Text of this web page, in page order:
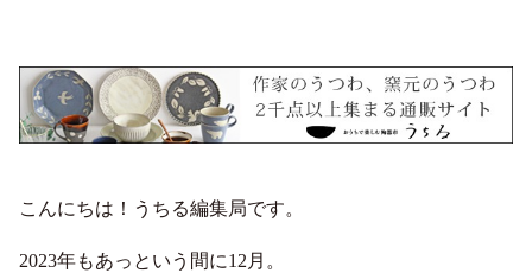
こんにちは！うちる編集局です。
2023年もあっという間に12月。